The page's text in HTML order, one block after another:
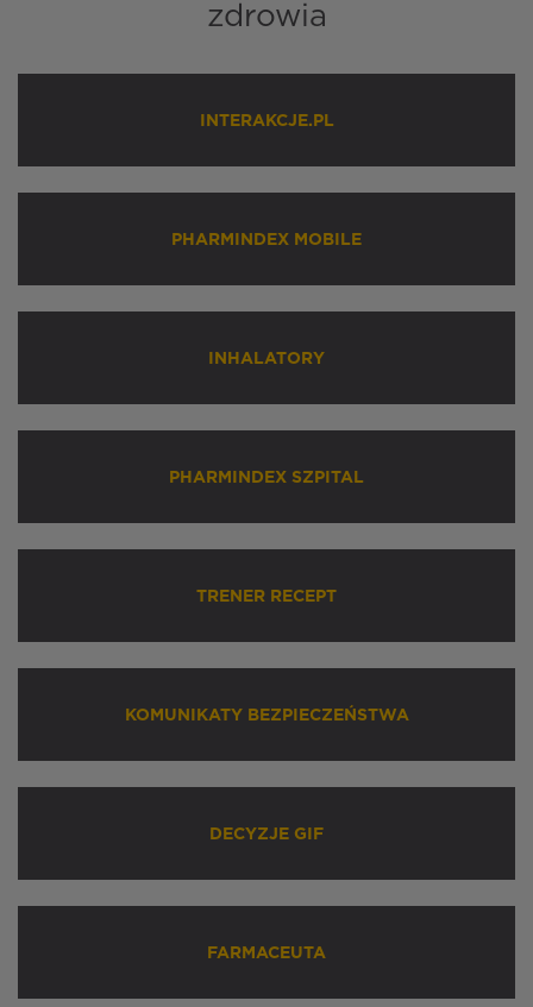
zdrowia
INTERAKCJE.PL
PHARMINDEX MOBILE
INHALATORY
PHARMINDEX SZPITAL
TRENER RECEPT
KOMUNIKATY BEZPIECZEŃSTWA
DECYZJE GIF
FARMACEUTA